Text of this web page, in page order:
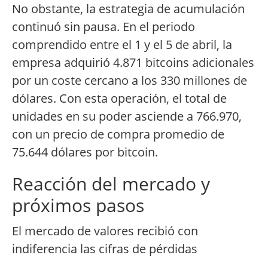
No obstante, la estrategia de acumulación
continuó sin pausa. En el periodo
comprendido entre el 1 y el 5 de abril, la
empresa adquirió 4.871 bitcoins adicionales
por un coste cercano a los 330 millones de
dólares. Con esta operación, el total de
unidades en su poder asciende a 766.970,
con un precio de compra promedio de
75.644 dólares por bitcoin.
Reacción del mercado y
próximos pasos
El mercado de valores recibió con
indiferencia las cifras de pérdidas